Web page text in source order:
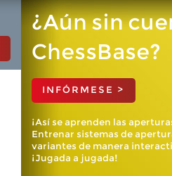
¿Aún sin
ChessBase?
INFÓRMESE >
¡Así se aprenden las
Entrenar sistemas de
variantes de manera
¡Jugada a jugada!